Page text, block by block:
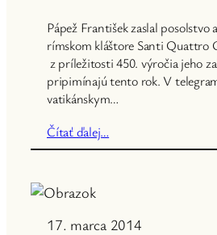
Pápež František zaslal posolstvo
rímskom kláštore Santi Quattro
z príležitosti 450. výročia jeho
pripimínajú tento rok. V
vatikánskym…
Čítať ďalej…
17. marca 2014